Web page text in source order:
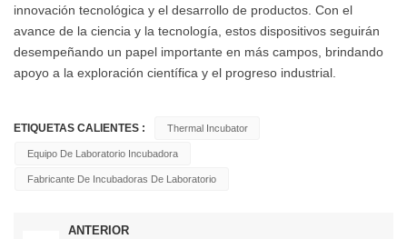
innovación tecnológica y el desarrollo de productos. Con el
avance de la ciencia y la tecnología, estos dispositivos seguirán
desempeñando un papel importante en más campos, brindando
apoyo a la exploración científica y el progreso industrial.
ETIQUETAS CALIENTES : Thermal Incubator
Equipo De Laboratorio Incubadora
Fabricante De Incubadoras De Laboratorio
ANTERIOR